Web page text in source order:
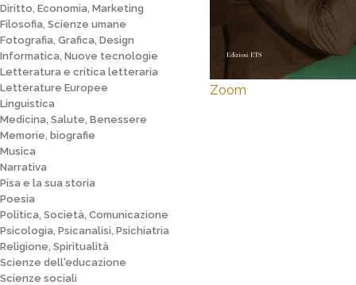
Diritto, Economia, Marketing
Filosofia, Scienze umane
Fotografia, Grafica, Design
Informatica, Nuove tecnologie
Letteratura e critica letteraria
Letterature Europee
Linguistica
Medicina, Salute, Benessere
Memorie, biografie
Musica
Narrativa
Pisa e la sua storia
Poesia
Politica, Società, Comunicazione
Psicologia, Psicanalisi, Psichiatria
Religione, Spiritualità
Scienze dell'educazione
Scienze sociali
Zoom